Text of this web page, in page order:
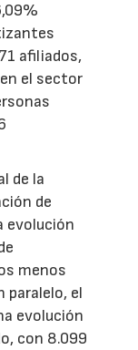
afiliados,
el sector
de la
de
evolución
menos
paralelo, el
evolución
con 8.099